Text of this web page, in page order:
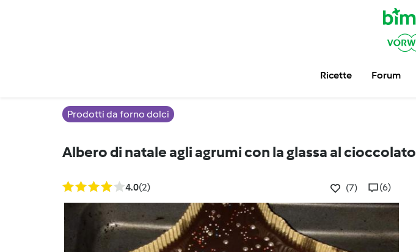
Ricette Forum
Prodotti da forno dolci
Albero di natale agli agrumi con la glassa al cioccolato
4.0(2) (7) (6)